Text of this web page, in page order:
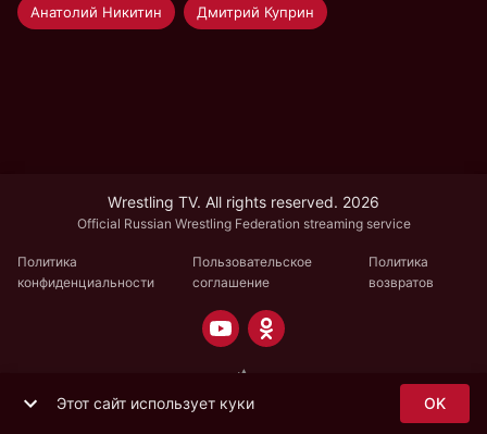
Анатолий Никитин Дмитрий Куприн
Wrestling TV. All rights reserved. 2026
Official Russian Wrestling Federation streaming service
Политика
конфиденциальности
Пользовательское
соглашение
Политика
возвратов
Этот сайт использует куки OK